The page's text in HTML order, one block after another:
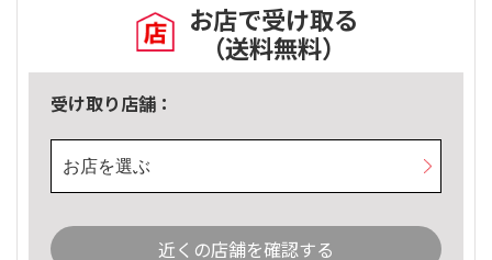
お店で受け取る
（送料無料）
受け取り店舗：
お店を選ぶ
近くの店舗を確認する